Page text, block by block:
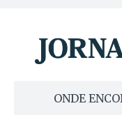
ONDE